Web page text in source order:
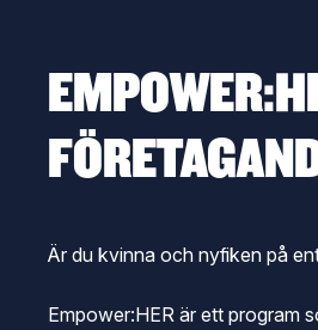
Är du kvinna och nyfiken på
Empower:HER är ett program